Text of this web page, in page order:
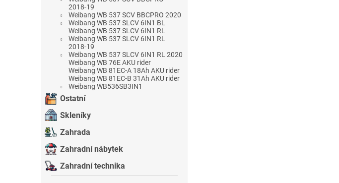
2018-19
Weibang WB 537 SCV BBCPRO 2020
Weibang WB 537 SLCV 6IN1 BL
Weibang WB 537 SLCV 6IN1 RL
Weibang WB 537 SLCV 6IN1 RL
2018-19
Weibang WB 537 SLCV 6IN1 RL 2020
Weibang WB 76E AKU rider
Weibang WB 81EC-A 18Ah AKU rider
Weibang WB 81EC-B 31Ah AKU rider
Weibang WB536SB3IN1
Ostatní
Skleníky
Zahrada
Zahradní nábytek
Zahradní technika